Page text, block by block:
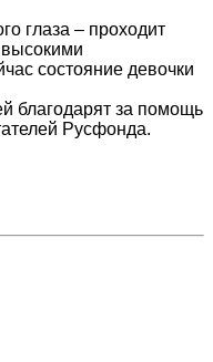
глаза – проходит
высокими
состояние девочки
благодарят за помощь
Русфонда.